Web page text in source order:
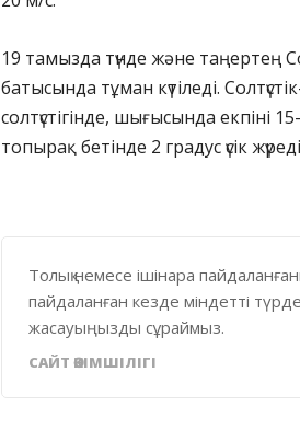
19 тамызда түнде және таңертең
батысында тұман күтіледі.
солтүстігінде, шығысында екпіні
топырақ бетінде 2 градус үсік
Толық немесе ішінара
пайдаланған кезде міндетті
жасауыңызды сұраймыз.
САЙТ ӘКІМШІЛІГІ